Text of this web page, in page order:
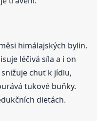
himálajských bylin.
léčivá síla a i on
chuť k jídlu,
tukové buňky.
dietách.